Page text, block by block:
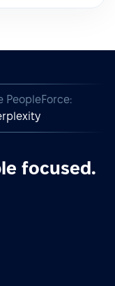
PeopleForce:
focused.